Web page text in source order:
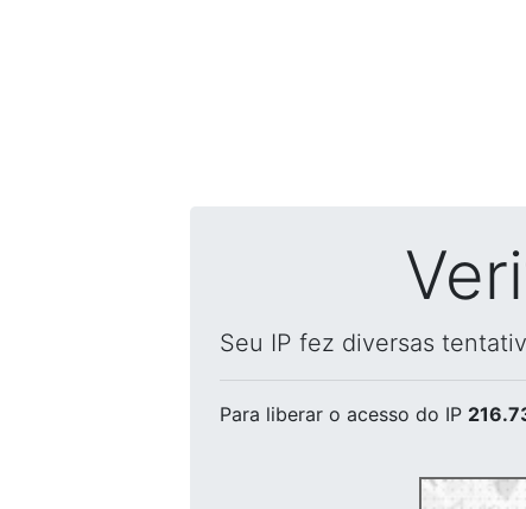
Seu IP fez diversas
Para liberar o acesso do IP